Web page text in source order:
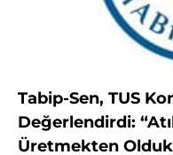
Tabip-Sen, TUS
Değerlendirdi:
Üretmekten